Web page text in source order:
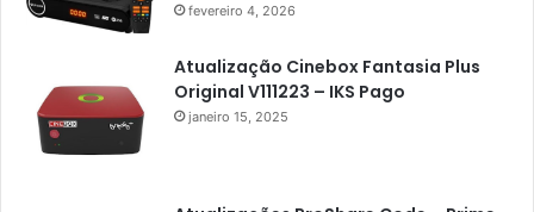
Athomics Eon
Athomics i3
Athomics i3 Bold
Athomics Inspire Qi
fevereiro 4, 2026
Atualização Cinebox Fantasia Plus
Original V111223 – IKS Pago
janeiro 15, 2025